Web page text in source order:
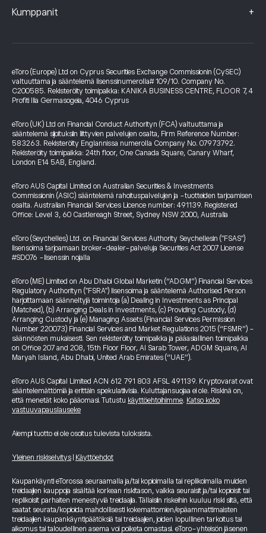
Kumppanit +
eToro (Europe) Ltd on Cyprus Securities Exchange Commissionin (CySEC)
valtuuttama ja sääntelemä lisenssinumerolla# 109/10. Company No.
C200585. Rekisteröity toimipaikka: KANIKA BUSINESS CENTRE, FLOOR 7, 4
Profiti Ilia Germasogeia, 4046 Cyprus
eToro (UK) Ltd on Financial Conduct Authorityn (FCA) valtuuttama ja
sääntelemä sijoituksiin liittyvien palvelujen osalta, Firm Reference Number:
583263. Rekisteröity Englannissa numerolla Company No. 07973792.
Rekisteröity toimipaikka: 24th floor, One Canada Square, Canary Wharf,
London E14 5AB, England.
eToro AUS Capital Limited on Australian Securities & Investments
Commissionin (ASIC) sääntelemä rahoituspalvelujen ja -tuotteiden tarjoamisen
osalta. Australian Financial Services Licence number: 491139. Registered
Office: Level 3, 60 Castlereagh Street, Sydney NSW 2000, Australia
eToro (Seychelles) Ltd. on Financial Services Authority Seychellesin ("FSAS")
lisensoima tarjoamaan broker-dealer-palveluja Securities Act 2007 License
#SD076 -lisenssin nojalla
eToro (ME) Limited on Abu Dhabi Global Marketin (“ADGM”) Financial Services
Regulatory Authorityn ("FSRA") lisensoima ja sääntelemä Authorised Person
harjoittamaan säänneltyjä toimintoja (a) Dealing in Investments as Principal
(Matched), (b) Arranging Deals in Investments, (c) Providing Custody, (d)
Arranging Custody ja (e) Managing Assets (Financial Services Permission
Number 220073) Financial Services and Market Regulations 2015 (“FSMR”) -
säännösten mukaisesti. Sen rekisteröity toimipaikka ja pääasiallinen toimipaikka
on Office 207 and 208, 15th Floor Floor, Al Sarab Tower, ADGM Square, Al
Maryah Island, Abu Dhabi, United Arab Emirates (“UAE”).
eToro AUS Capital Limited ACN 612 791 803 AFSL 491139. Kryptovarat ovat
sääntelemättömiä ja erittäin spekulatiivisia. Kuluttajansuojaa ei ole. Riskinä on,
että menetät koko pääomasi. Tutustu käyttöehtoihimme. Katso koko
vastuuvapauslauseke
Aiempi tuotto ei ole osoitus tulevista tuloksista.
Yleinen riskiselvitys Käyttöehdot
Kaupankäynti eTorossa seuraamalla ja/tai kopioimalla tai replikoimalla muiden
treidaajien kauppoja sisältää korkean riskitason, vaikka seuraisit ja/tai kopioisit tai
replikoisit parhaiten menestyviä treidaajia. Tällaisiin riskeihin kuuluu riski siitä, että
saatat seurata/kopioida mahdollisesti kokemattomien/epäammattimaisten
treidaajien kaupankäyntipäätöksiä tai treidaajien, joiden lopullinen tarkoitus tai
aikomus tai taloudellinen asema voi poiketa omastasi. eToro-yhteisön jäsenen